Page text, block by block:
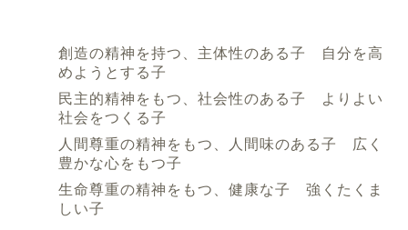
創造の精神を持つ、主体性のある子 自分を高
めようとする子
民主的精神をもつ、社会性のある子 よりよい
社会をつくる子
人間尊重の精神をもつ、人間味のある子 広く
豊かな心をもつ子
生命尊重の精神をもつ、健康な子 強くたくま
しい子